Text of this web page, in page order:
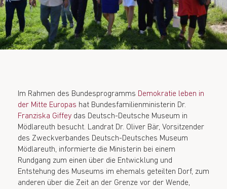
Im Rahmen des Bundesprogramms Demokratie leben in
der Mitte Europas hat Bundesfamilienministerin Dr.
Franziska Giffey das Deutsch-Deutsche Museum in
Mödlareuth besucht. Landrat Dr. Oliver Bär, Vorsitzender
des Zweckverbandes Deutsch-Deutsches Museum
Mödlareuth, informierte die Ministerin bei einem
Rundgang zum einen über die Entwicklung und
Entstehung des Museums im ehemals geteilten Dorf, zum
anderen über die Zeit an der Grenze vor der Wende,